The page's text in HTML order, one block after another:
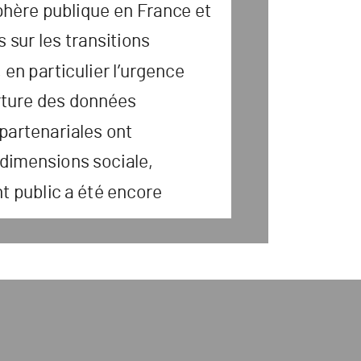
e publique en France et
sur les transitions
en particulier l’urgence
ture des données
tenariales ont
sociale
public a été encore